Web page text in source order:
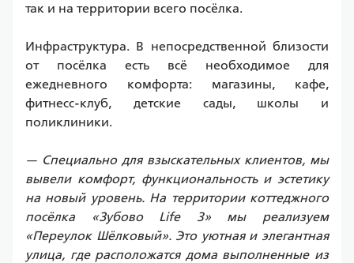
так и на территории всего посёлка.
Инфраструктура. В непосредственной близости
от посёлка есть всё необходимое для
ежедневного комфорта: магазины, кафе,
фитнесс-клуб, детские сады, школы и
поликлиники.
— Специально для взыскательных клиентов, мы
вывели комфорт, функциональность и эстетику
на новый уровень. На территории коттеджного
посёлка «Зубово Life 3» мы реализуем
«Переулок Шёлковый». Это уютная и элегантная
улица, где расположатся дома выполненные из